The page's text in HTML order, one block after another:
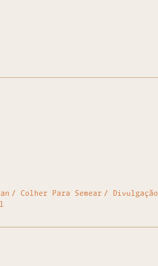
Colher Para Semear Divulgação